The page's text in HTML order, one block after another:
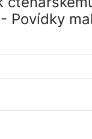
Povídky